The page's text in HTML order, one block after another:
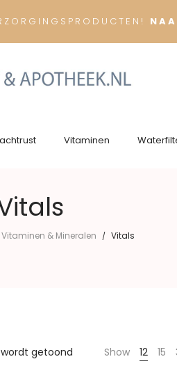
Vitaminen
Vitaminen & Mineralen / Vitals
wordt getoond Show 12 15